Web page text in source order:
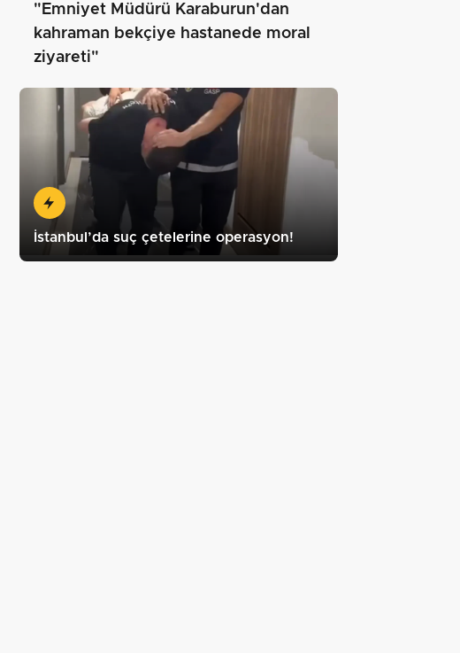
"Emniyet Müdürü Karaburun'dan
kahraman bekçiye hastanede moral
ziyareti"
İstanbul’da suç çetelerine operasyon!